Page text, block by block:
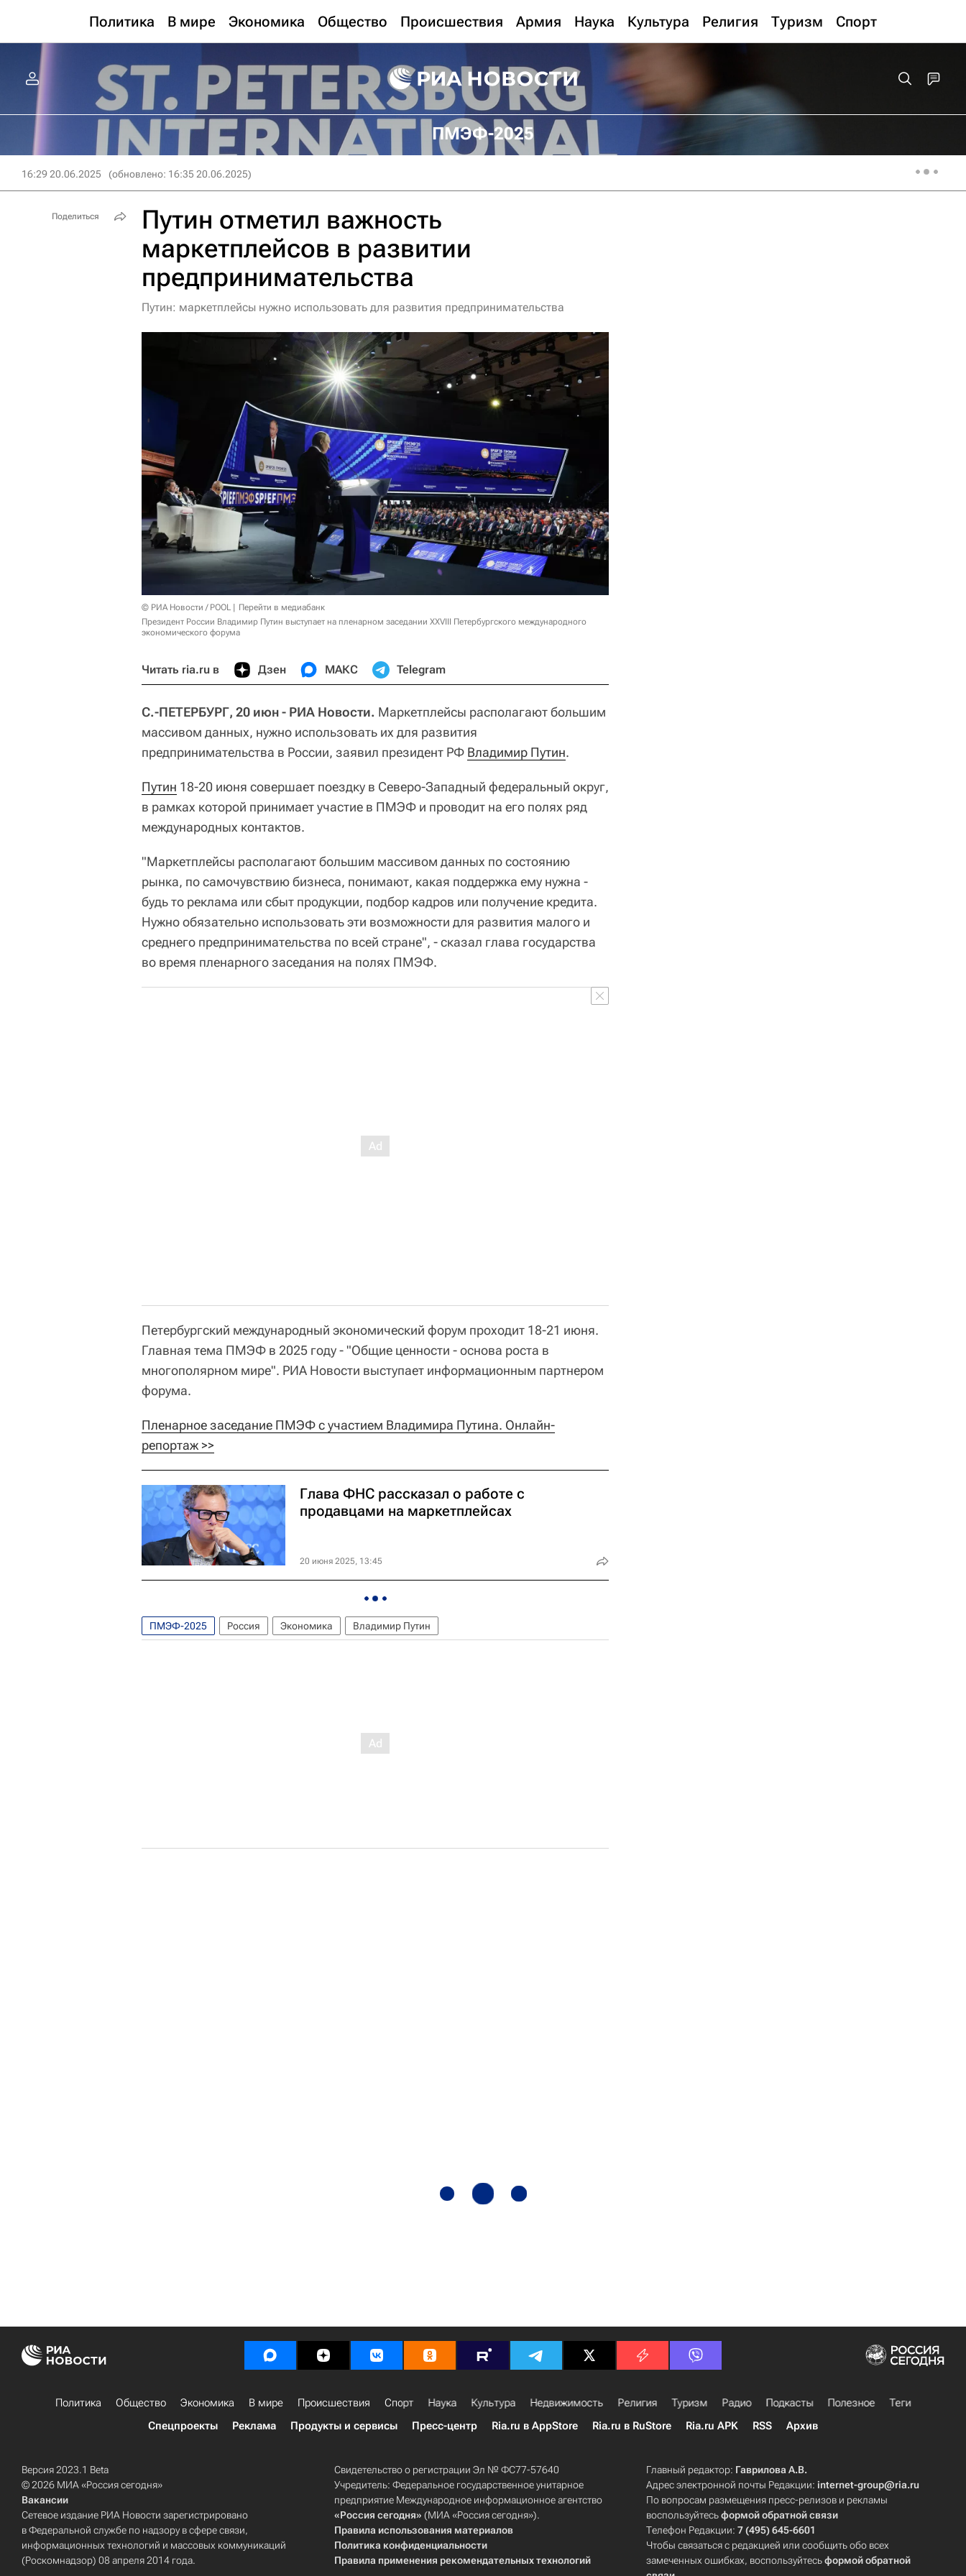
Политика В мире Экономика Общество Происшествия Армия Наука Культура Религия Туризм Спорт
ПМЭФ-2025
16:29 20.06.2025 (обновлено: 16:35 20.06.2025)
Путин отметил важность
маркетплейсов в развитии
предпринимательства
Путин: маркетплейсы нужно использовать для развития предпринимательства
© РИА Новости / POOL
Перейти в медиабанк
Президент России Владимир Путин выступает на пленарном заседании XXVIII Петербургского международного
экономического форума
Читать ria.ru в Дзен МАКС Telegram
С.-ПЕТЕРБУРГ, 20 июн - РИА Новости. Маркетплейсы располагают большим
массивом данных, нужно использовать их для развития
предпринимательства в России, заявил президент РФ Владимир Путин.
Путин 18-20 июня совершает поездку в Северо-Западный федеральный округ,
в рамках которой принимает участие в ПМЭФ и проводит на его полях ряд
международных контактов.
"Маркетплейсы располагают большим массивом данных по состоянию
рынка, по самочувствию бизнеса, понимают, какая поддержка ему нужна -
будь то реклама или сбыт продукции, подбор кадров или получение кредита.
Нужно обязательно использовать эти возможности для развития малого и
среднего предпринимательства по всей стране", - сказал глава государства
во время пленарного заседания на полях ПМЭФ.
Петербургский международный экономический форум проходит 18-21 июня.
Главная тема ПМЭФ в 2025 году - "Общие ценности - основа роста в
многополярном мире". РИА Новости выступает информационным партнером
форума.
Пленарное заседание ПМЭФ с участием Владимира Путина. Онлайн-
репортаж >>
Глава ФНС рассказал о работе с
продавцами на маркетплейсах
20 июня 2025, 13:45
ПМЭФ-2025 Россия Экономика Владимир Путин
Поделиться
Политика Общество Экономика В мире Происшествия Спорт Наука Культура Недвижимость Религия Туризм Радио Подкасты Полезное
Теги
Спецпроекты
Реклама Продукты и сервисы Пресс-центр Ria.ru в AppStore Ria.ru в RuStore Ria.ru APK RSS Архив
Версия 2023.1 Beta
© 2026 МИА «Россия сегодня»
Вакансии
Сетевое издание РИА Новости зарегистрировано
в Федеральной службе по надзору в сфере связи,
информационных технологий и массовых коммуникаций
(Роскомнадзор) 08 апреля 2014 года.
Свидетельство о регистрации Эл № ФС77-57640
Учредитель: Федеральное государственное унитарное
предприятие Международное информационное агентство
«Россия сегодня» (МИА «Россия сегодня»).
Правила использования материалов
Политика конфиденциальности
Правила применения рекомендательных технологий
Главный редактор: Гаврилова А.В.
Адрес электронной почты Редакции:internet-group@ria.ru
По вопросам размещения пресс-релизов и рекламы
воспользуйтесьформой обратной связи
Телефон Редакции:7 (495) 645-6601
Чтобы связаться с редакцией или сообщить обо всех
замеченных ошибках, воспользуйтесьформой обратной